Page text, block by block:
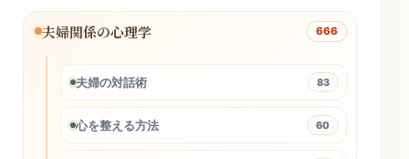
夫婦関係の心理学 666
夫婦の対話術 83
心を整える方法 60